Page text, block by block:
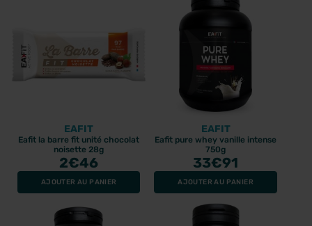
EAFIT
Eafit la barre fit unité chocolat
noisette 28g
2€46
AJOUTER AU PANIER
EAFIT
Eafit pure whey vanille intense
750g
33€91
AJOUTER AU PANIER